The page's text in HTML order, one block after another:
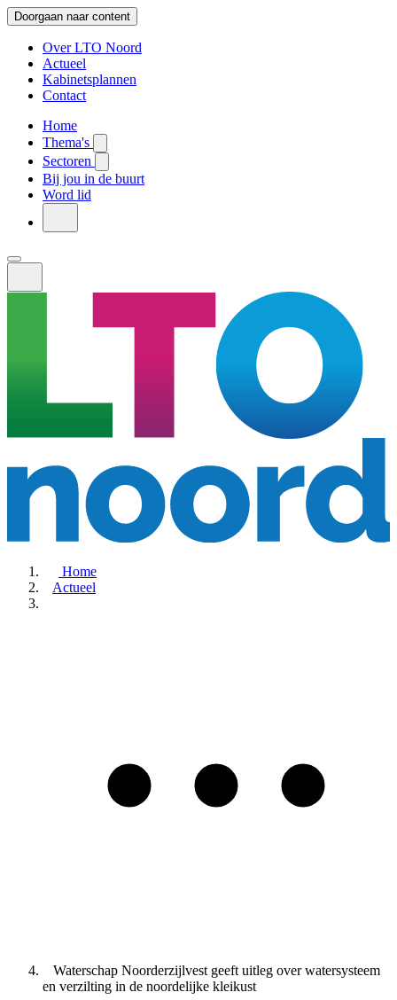
Doorgaan naar content
Over LTO Noord
Actueel
Kabinetsplannen
Contact
Home
Thema's
Sectoren
Bij jou in de buurt
Word lid
Home
Actueel
Waterschap Noorderzijlvest geeft uitleg over watersysteem
en verzilting in de noordelijke kleikust